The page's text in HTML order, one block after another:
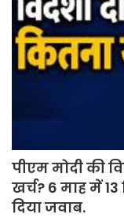
पीएम मोदी की
खर्च? 6 माह में
दिया जवाब.